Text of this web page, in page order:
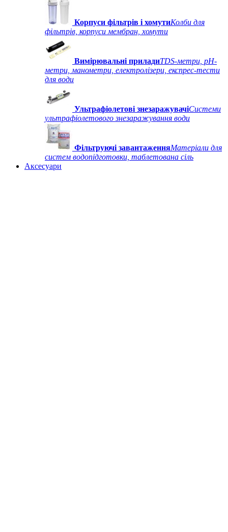
Корпуси фільтрів і хомутиКолби для
фільтрів, корпуси мембран, хомути
Вимірювальні приладиTDS-метри, рН-
метри, манометри, електролізери, експрес-тести
для води
Ультрафіолетові знезаражувачіСистеми
ультрафіолетового знезаражування води
Фільтруючі завантаженняМатеріали для
систем водопідготовки, таблетована сіль
Аксесуари